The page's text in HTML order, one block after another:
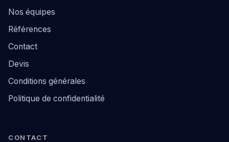
Nos équipes
Références
Contact
Devis
Conditions générales
Politique de confidentialité
CONTACT